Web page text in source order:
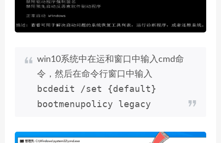
win10系统中在运和窗口中输入cmd命
令，然后在命令行窗口中输入
bcdedit /set {default}
bootmenupolicy legacy